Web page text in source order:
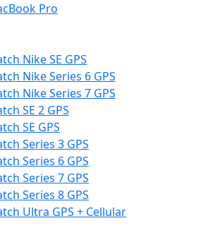
Pro
Nike SE GPS
Nike Series 6 GPS
Nike Series 7 GPS
SE 2 GPS
SE GPS
Series 3 GPS
Series 6 GPS
Series 7 GPS
Series 8 GPS
Ultra GPS + Cellular